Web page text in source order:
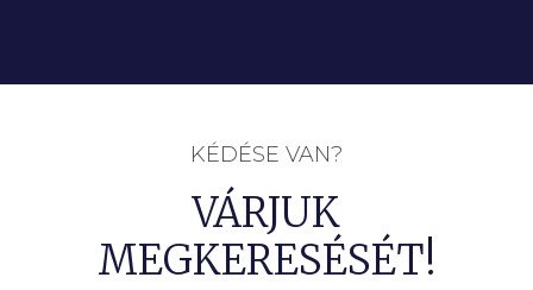
KÉDÉSE VAN?
VÁRJUK
MEGKERESÉSÉT!